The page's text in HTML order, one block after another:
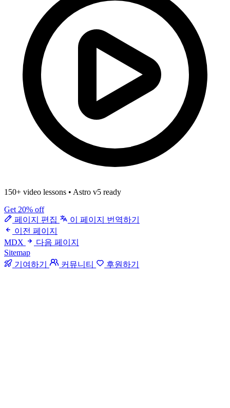
150+ video lessons • Astro v5 ready
Get 20% off
페이지 편집
이 페이지 번역하기
이전 페이지
MDX
다음 페이지
Sitemap
기여하기
커뮤니티 후원하기